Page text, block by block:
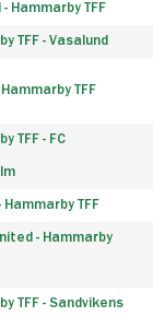
Hammarby TFF
TFF - Vasalund
TFF
TFF - FC
Hammarby TFF
- Hammarby
TFF - Sandvikens